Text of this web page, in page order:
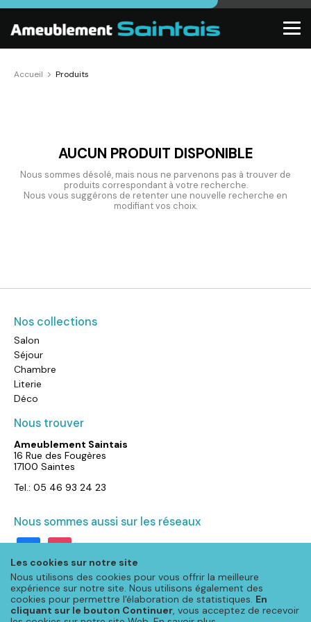
Les cookies sur notre site
Nous utilisons des cookies pour vous offrir la meilleure
expérience sur notre site. Nous utilisons également des
cookies pour permettre l'élaboration de statistiques. En
cliquant sur le bouton Continuer, vous acceptez de recevoir
Accueil Produits
AUCUN PRODUIT DISPONIBLE
Nous sommes désolé, mais nous ne parvenons pas à trouver de
produits correspondant à votre recherche.
Nous vous suggérons de retenter une nouvelle recherche en
modifiant vos choix.
Nos collections
Salon
Séjour
Chambre
Literie
Déco
Nous trouver
Ameublement Saintais
16 Rue des Fougères
17100 Saintes
Tel.: 05 46 93 24 23
Nous sommes aussi sur les réseaux
facebookinstagram